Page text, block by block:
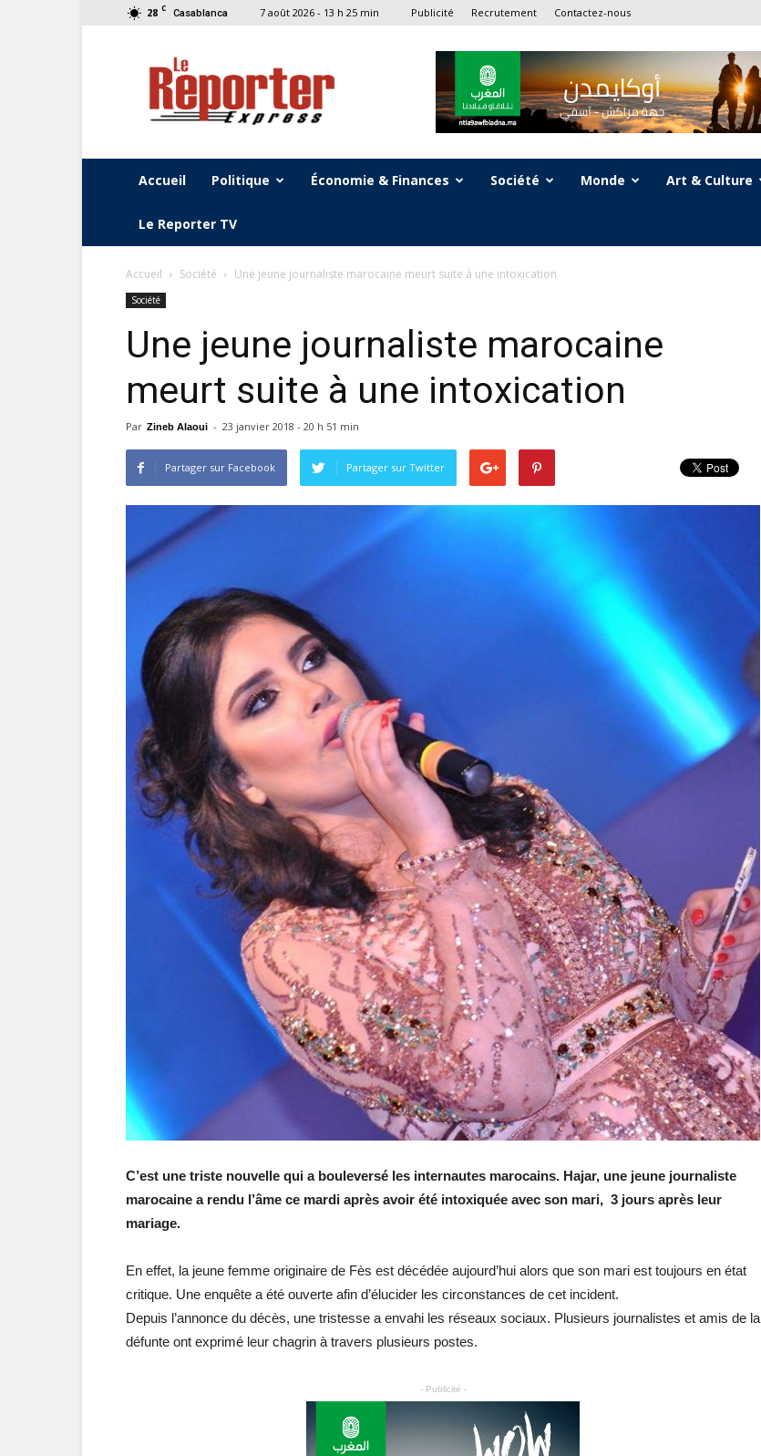
28 C Casablanca 7 août 2026 - 13 h 25 min Publicité Recrutement Contactez-nous
Le
Reporter
Express
Accueil Politique Économie & Finances Société Monde Art & Culture
Le Reporter TV
Accueil Société Une jeune journaliste marocaine meurt suite à une intoxication
Société
Une jeune journaliste marocaine
meurt suite à une intoxication
Par Zineb Alaoui - 23 janvier 2018 - 20 h 51 min
Partager sur Facebook Partager sur Twitter
C’est une triste nouvelle qui a bouleversé les internautes marocains. Hajar, une jeune journaliste
marocaine a rendu l’âme ce mardi après avoir été intoxiquée avec son mari, 3 jours après leur
mariage.
En effet, la jeune femme originaire de Fès est décédée aujourd’hui alors que son mari est toujours en état
critique. Une enquête a été ouverte afin d’élucider les circonstances de cet incident.
Depuis l’annonce du décès, une tristesse a envahi les réseaux sociaux. Plusieurs journalistes et amis de la
défunte ont exprimé leur chagrin à travers plusieurs postes.
- Publicité -